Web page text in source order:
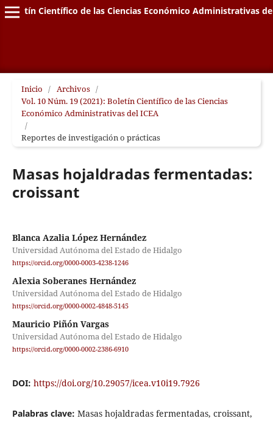
Boletín Científico de las Ciencias Económico Administrativas
Inicio / Archivos /
Vol. 10 Núm. 19 (2021): Boletín Científico de las Ciencias
Económico Administrativas del ICEA
/
Reportes de investigación o prácticas
Masas hojaldradas fermentadas:
croissant
Blanca Azalia López Hernández
Universidad Autónoma del Estado de Hidalgo
https://orcid.org/0000-0003-4238-1246
Alexia Soberanes Hernández
Universidad Autónoma del Estado de Hidalgo
https://orcid.org/0000-0002-4848-5145
Mauricio Piñón Vargas
Universidad Autónoma del Estado de Hidalgo
https://orcid.org/0000-0002-2386-6910
DOI: https://doi.org/10.29057/icea.v10i19.7926
Palabras clave: Masas hojaldradas fermentadas, croissant,